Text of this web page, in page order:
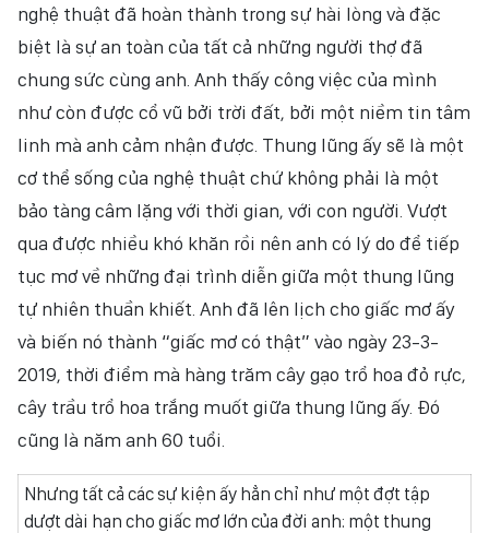
nghệ thuật đã hoàn thành trong sự hài lòng và đặc
biệt là sự an toàn của tất cả những người thợ đã
chung sức cùng anh. Anh thấy công việc của mình
như còn được cổ vũ bởi trời đất, bởi một niềm tin tâm
linh mà anh cảm nhận được. Thung lũng ấy sẽ là một
cơ thể sống của nghệ thuật chứ không phải là một
bảo tàng câm lặng với thời gian, với con người. Vượt
qua được nhiều khó khăn rồi nên anh có lý do để tiếp
tục mơ về những đại trình diễn giữa một thung lũng
tự nhiên thuần khiết. Anh đã lên lịch cho giấc mơ ấy
và biến nó thành “giấc mơ có thật” vào ngày 23-3-
2019, thời điểm mà hàng trăm cây gạo trổ hoa đỏ rực,
cây trầu trổ hoa trắng muốt giữa thung lũng ấy. Đó
cũng là năm anh 60 tuổi.
Nhưng tất cả các sự kiện ấy hẳn chỉ như một đợt tập
dượt dài hạn cho giấc mơ lớn của đời anh: một thung